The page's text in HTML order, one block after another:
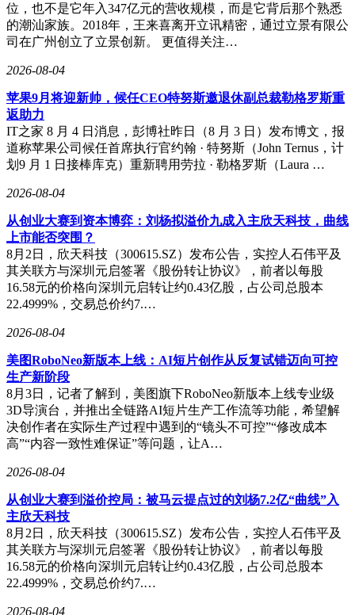
从估值角度看，市场正在重新审视小米集团的估值逻辑。支撑
其万亿市值的“手机×AIoT+汽车+AI”叙事受到挑战。手机业务
加印度市场萎缩和存储芯片涨价，利润空间被严重挤压。汽车
元，交付41.1万辆，毛利率24.3%，率先实现盈利。而AI与机
器人业务仍处于高投入期，2026年研发预计超400亿元，短期
内难以贡献利润。在手机基本盘受冲击、新业务尚未形成足够
替代的情况下，小米集团的估值正从科技成长股向硬件制造股
靠拢，市盈率从高位回落至16倍左右，进入传统制造企业估值
区间，市场正在进行估值去泡沫化。
不过，也有观点认为，与那些存在造假行为的公司不同，小米
集团是一家正常且积极进取的公司。虽然发展过程中存在自身
短板和难题，但也拥有独特的核心优势和硬实力。在全球范围
内，能真正实现人车家全生态，且全链路自建芯片、操作系
统、智造工厂和营销渠道的公司并不多，小米集团是重要的潜
力选手之一。外界常认为雷军擅长营销，但不能仅给他贴上营
位，也不是它年入347亿元的营收规模，而是它背后那个熟悉
的潮汕家族。2018年，王来喜离开立讯精密，通过立景有限公
司在广州创立了立景创新。 更值得关注…
2026-08-04
苹果9月将迎新帅，候任CEO特努斯邀退休副总裁勒格罗斯重
返助力
IT之家 8 月 4 日消息，彭博社昨日（8 月 3 日）发布博文，报
道称苹果公司候任首席执行官约翰 · 特努斯（John Ternus，计
划9 月 1 日接棒库克）重新聘用劳拉 · 勒格罗斯（Laura …
2026-08-04
从创业大赛到资本博弈：刘杨拟溢价九成入主欣天科技，曲线
上市能否突围？
8月2日，欣天科技（300615.SZ）发布公告，实控人石伟平及
其关联方与深圳元启签署《股份转让协议》，前者以每股
16.58元的价格向深圳元启转让约0.43亿股，占公司总股本
22.4999%，交易总价约7.…
2026-08-04
美图RoboNeo新版本上线：AI短片创作从反复试错迈向可控
生产新阶段
8月3日，记者了解到，美图旗下RoboNeo新版本上线专业级
3D导演台，并推出全链路AI短片生产工作流等功能，希望解
决创作者在实际生产过程中遇到的“镜头不可控”“修改成本
高”“内容一致性难保证”等问题，让A…
2026-08-04
从创业大赛到溢价控局：被马云提点过的刘杨7.2亿“曲线”入
主欣天科技
8月2日，欣天科技（300615.SZ）发布公告，实控人石伟平及
其关联方与深圳元启签署《股份转让协议》，前者以每股
16.58元的价格向深圳元启转让约0.43亿股，占公司总股本
22.4999%，交易总价约7.…
2026-08-04